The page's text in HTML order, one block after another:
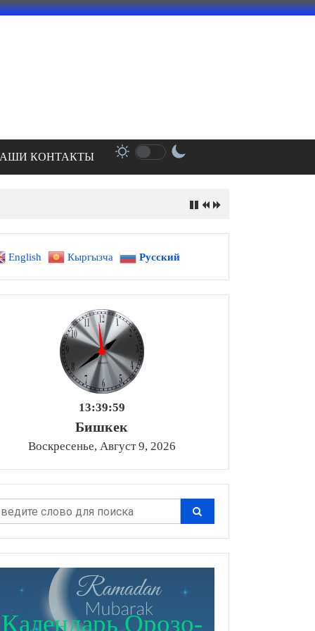
КОНТАКТЫ
English Кыргызча Русский
13:40:00
Бишкек
Воскресенье, Август 9, 2026
Календарь Орозо-